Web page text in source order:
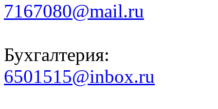
7167080@mail.ru
Бухгалтерия:
6501515@inbox.ru